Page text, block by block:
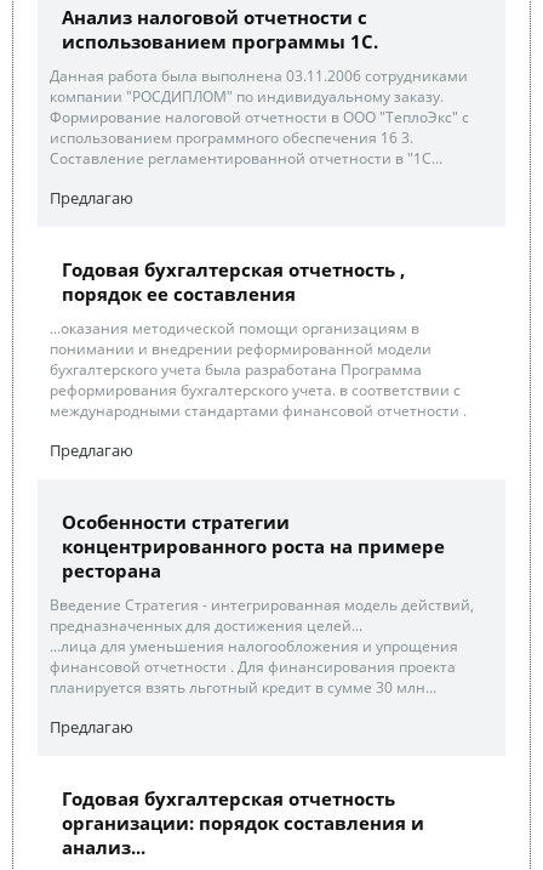
Анализ налоговой отчетности с
использованием программы 1С.
Данная работа была выполнена 03.11.2006 сотрудниками
компании "РОСДИПЛОМ" по индивидуальному заказу.
Формирование налоговой отчетности в ООО "ТеплоЭкс" с
использованием программного обеспечения 16 3.
Составление регламентированной отчетности в "1С...
Предлагаю
Годовая бухгалтерская отчетность ,
порядок ее составления
...оказания методической помощи организациям в
понимании и внедрении реформированной модели
бухгалтерского учета была разработана Программа
реформирования бухгалтерского учета. в соответствии с
международными стандартами финансовой отчетности .
Предлагаю
Особенности стратегии
концентрированного роста на примере
ресторана
Введение Стратегия - интегрированная модель действий,
предназначенных для достижения целей...
...лица для уменьшения налогообложения и упрощения
финансовой отчетности . Для финансирования проекта
планируется взять льготный кредит в сумме 30 млн...
Предлагаю
Годовая бухгалтерская отчетность
организации: порядок составления и
анализ...